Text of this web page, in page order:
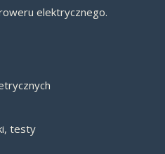
elektrycznego.
testy